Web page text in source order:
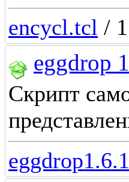
encycl.tcl /
eggdrop
Скрипт